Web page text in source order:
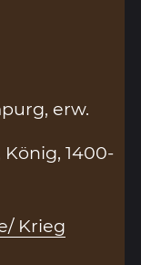
erw.
1400-
Krieg